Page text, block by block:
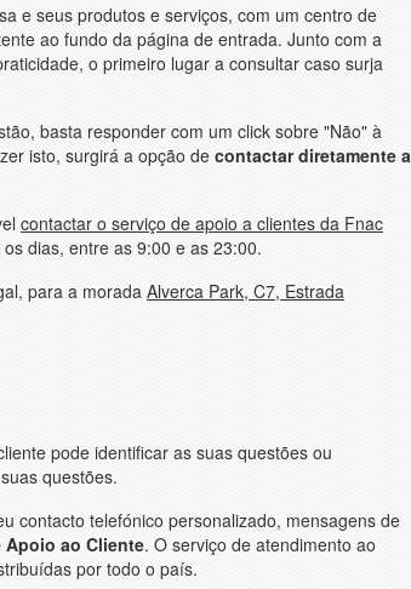
e seus produtos e serviços, com um centro de
ao fundo da página de entrada. Junto com a
o primeiro lugar a consultar caso surja
basta responder com um click sobre "Não" à
isto, surgirá a opção de contactar diretamente a
contactar o serviço de apoio a clientes da Fnac
dias, entre as 9:00 e as 23:00.
para a morada Alverca Park, C7, Estrada
pode identificar as suas questões ou
questões.
contacto telefónico personalizado, mensagens de
ao Cliente. O serviço de atendimento ao
por todo o país.